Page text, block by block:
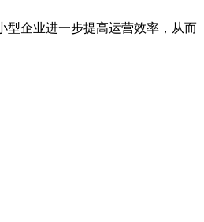
型企业进一步提高运营效率，从而